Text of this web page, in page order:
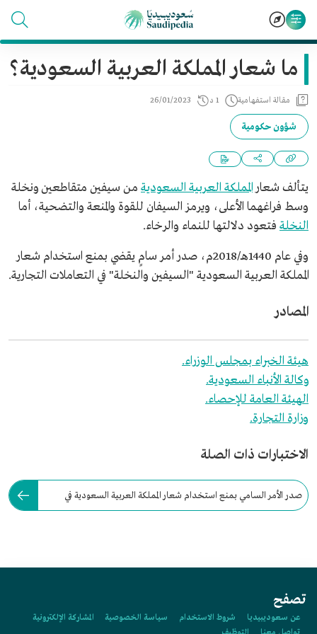
ما شعار المملكة العربية السعودية؟
مقالة استفهامية 1 د 26/01/2023
شؤون حكومية
يتألف شعار المملكة العربية السعودية من سيفين متقاطعين ونخلة
وسط فراغهما الأعلى، ويرمز السيفان للقوة والمنعة والتضحية، أما
النخلة فتعود دلالتها للنماء والرخاء.
وفي عام 1440هـ/2018م، صدر أمر سامٍ يقضي بمنع استخدام شعار
المملكة العربية السعودية "السيفين والنخلة" في التعاملات التجارية.
المصادر
هيئة الخبراء بمجلس الوزراء.
وكالة الأنباء السعودية.
الهيئة العامة للإحصاء.
وزارة التجارة.
الاختبارات ذات الصلة
صدر الأمر السامي بمنع استخدام شعار المملكة العربية السعودية في
تصفح
عن سعوديبيديا شروط الاستخدام سياسة الخصوصية
المشاركة الإلكترونية